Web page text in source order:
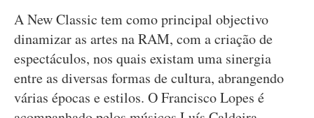
A New Classic tem como principal objectivo
dinamizar as artes na RAM, com a criação de
espectáculos, nos quais existam uma sinergia
entre as diversas formas de cultura, abrangendo
várias épocas e estilos. O Francisco Lopes é